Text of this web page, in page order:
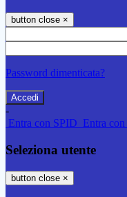
button close ×
Password dimenticata?
-
Entra con SPID Entra
Seleziona utente
button close ×